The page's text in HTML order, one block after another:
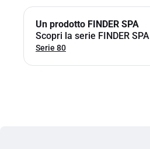
Un prodotto FINDER SPA
Scopri la serie FINDER SPA
Serie 80